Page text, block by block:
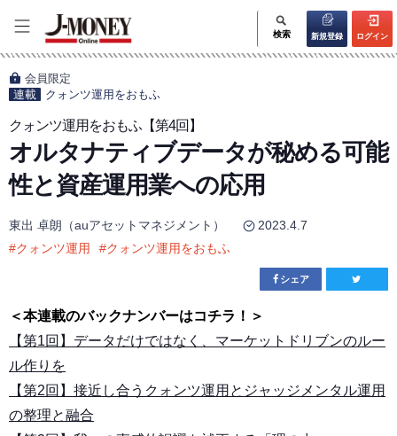
検索 新規登録 ログイン
会員限定
連載
クォンツ運用をおもふ
クォンツ運用をおもふ【第4回】
オルタナティブデータが秘める可能
性と資産運用業への応用
東出 卓朗（auアセットマネジメント）
2023.4.7
#クォンツ運用 #クォンツ運用をおもふ
シェア
＜本連載のバックナンバーはコチラ！＞
【第1回】データだけではなく、マーケットドリブンのルー
ル作りを
【第2回】接近し合うクォンツ運用とジャッジメンタル運用
の整理と融合